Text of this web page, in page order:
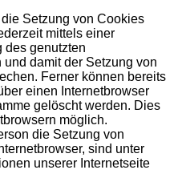
Setzung von Cookies
mittels einer
des genutzten
und damit der Setzung von
Ferner können bereits
einen Internetbrowser
gelöscht werden. Dies
möglich.
die Setzung von
sind unter
unserer Internetseite